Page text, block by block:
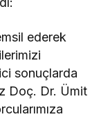
ederek
sonuçlarda
Doç. Dr. Ümit